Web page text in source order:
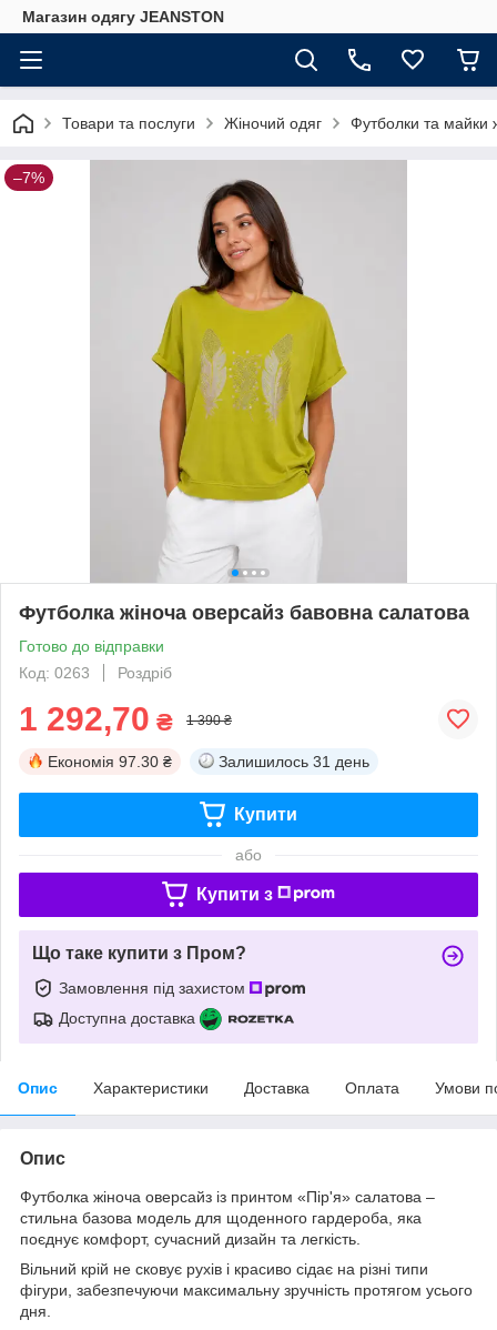
Магазин одягу JEANSTON
Товари та послуги Жіночий одяг Футболки та майки
–7%
Футболка жіноча оверсайз бавовна салатова
Готово до відправки
Код: 0263
Роздріб
1 292,70 ₴ 1 390 ₴
Економія 97.30 ₴ Залишилось 31 день
Купити
або
Купити з
Що таке купити з Пром?
Замовлення під захистом
Доступна доставка
Опис Характеристики Доставка Оплата Умови
Опис
Футболка жіноча оверсайз із принтом «Пір'я» салатова –
стильна базова модель для щоденного гардероба, яка
поєднує комфорт, сучасний дизайн та легкість.
Вільний крій не сковує рухів і красиво сідає на різні типи
фігури, забезпечуючи максимальну зручність протягом усього
дня.